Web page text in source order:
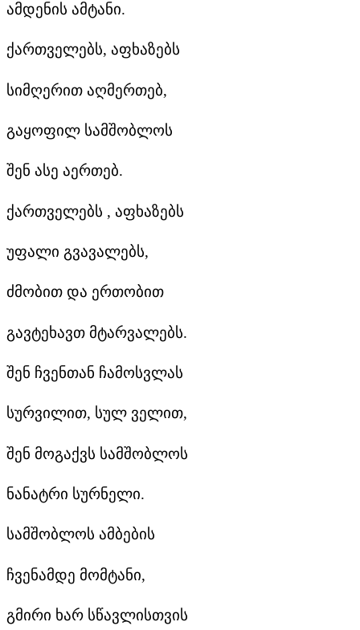
ამდენის ამტანი.
ქართველებს, აფხაზებს
სიმღერით აღმერთებ,
გაყოფილ სამშობლოს
შენ ასე აერთებ.
ქართველებს , აფხაზებს
უფალი გვავალებს,
ძმობით და ერთობით
გავტეხავთ მტარვალებს.
შენ ჩვენთან ჩამოსვლას
სურვილით, სულ ველით,
შენ მოგაქვს სამშობლოს
ნანატრი სურნელი.
სამშობლოს ამბების
ჩვენამდე მომტანი,
გმირი ხარ სწავლისთვის